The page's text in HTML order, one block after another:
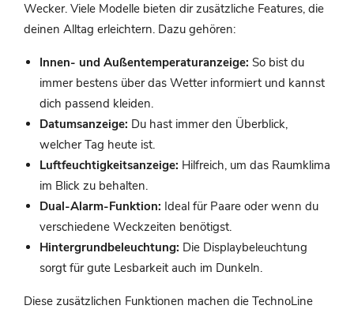
Wecker. Viele Modelle bieten dir zusätzliche Features, die
deinen Alltag erleichtern. Dazu gehören:
Innen- und Außentemperaturanzeige: So bist du
immer bestens über das Wetter informiert und kannst
dich passend kleiden.
Datumsanzeige: Du hast immer den Überblick,
welcher Tag heute ist.
Luftfeuchtigkeitsanzeige: Hilfreich, um das Raumklima
im Blick zu behalten.
Dual-Alarm-Funktion: Ideal für Paare oder wenn du
verschiedene Weckzeiten benötigst.
Hintergrundbeleuchtung: Die Displaybeleuchtung
sorgt für gute Lesbarkeit auch im Dunkeln.
Diese zusätzlichen Funktionen machen die TechnoLine